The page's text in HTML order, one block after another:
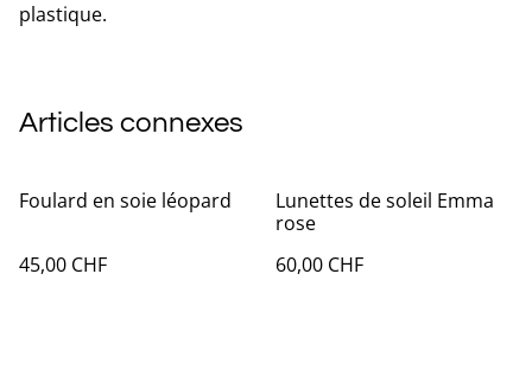
plastique.
Articles connexes
Foulard en soie léopard
45,00 CHF
Lunettes de soleil Emma
rose
60,00 CHF